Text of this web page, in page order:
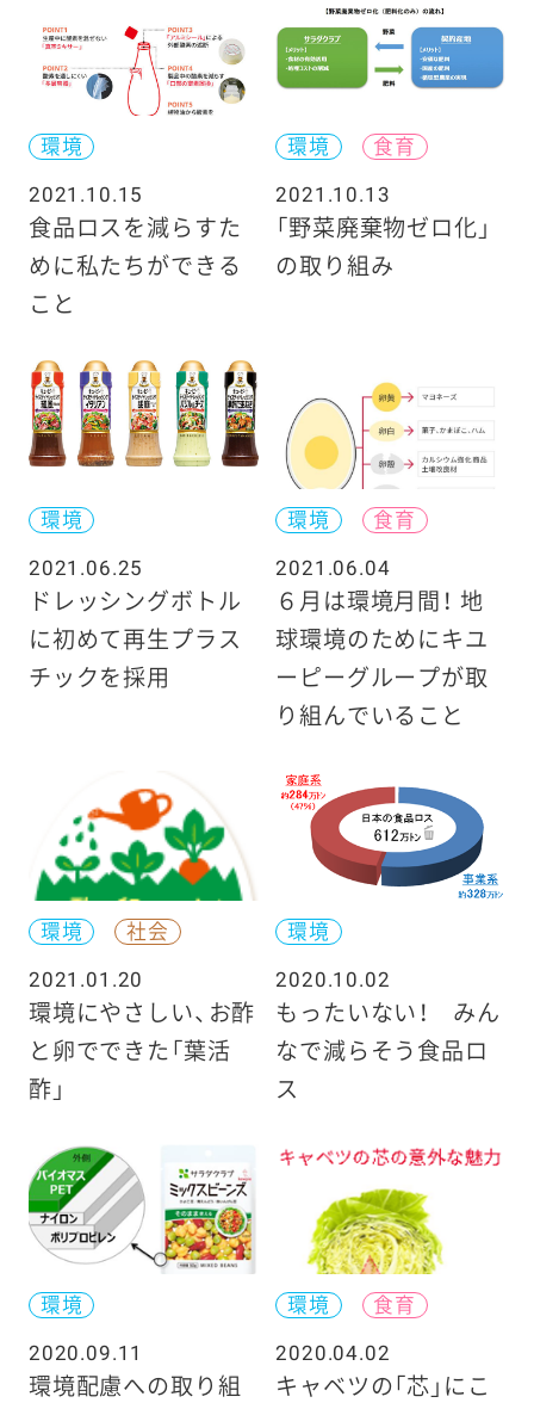
環境
2021.10.15
食品ロスを減らすた
めに私たちができる
こと
環境
食育
2021.10.13
「野菜廃棄物ゼロ化」
の取り組み
環境
2021.06.25
ドレッシングボトル
に初めて再生プラス
チックを採用
環境
食育
2021.06.04
６月は環境月間！ 地
球環境のためにキユ
ーピーグループが取
り組んでいること
環境
社会
2021.01.20
環境にやさしい、お酢
と卵でできた「葉活
酢」
環境
2020.10.02
もったいない！ みん
なで減らそう食品ロ
ス
環境
2020.09.11
環境配慮への取り組
環境
食育
2020.04.02
キャベツの「芯」にこ